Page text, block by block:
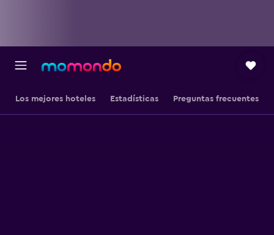
Los mejores hoteles Estadísticas Preguntas frecuentes